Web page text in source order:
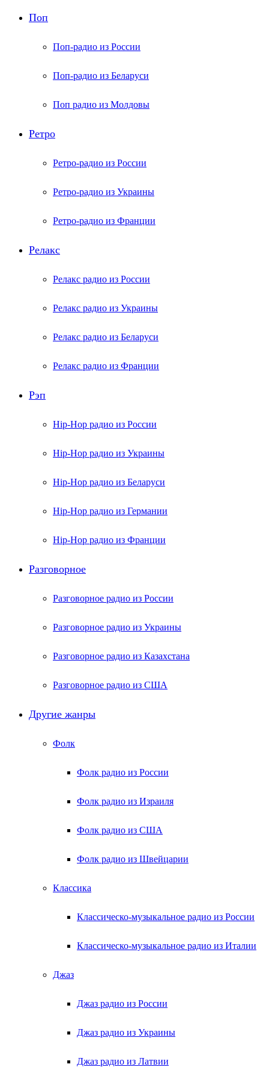
Поп
Поп-радио из России
Поп-радио из Беларуси
Поп радио из Молдовы
Ретро
Ретро-радио из России
Ретро-радио из Украины
Ретро-радио из Франции
Релакс
Релакс радио из России
Релакс радио из Украины
Релакс радио из Беларуси
Релакс радио из Франции
Рэп
Hip-Hop радио из России
Hip-Hop радио из Украины
Hip-Hop радио из Беларуси
Hip-Hop радио из Германии
Hip-Hop радио из Франции
Разговорное
Разговорное радио из России
Разговорное радио из Украины
Разговорное радио из Казахстана
Разговорное радио из США
Другие жанры
Фолк
Фолк радио из России
Фолк радио из Израиля
Фолк радио из США
Фолк радио из Швейцарии
Классика
Классическо-музыкальное радио из России
Классическо-музыкальное радио из Италии
Джаз
Джаз радио из России
Джаз радио из Украины
Джаз радио из Латвии